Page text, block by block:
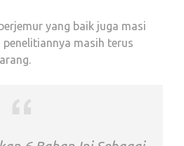
yang baik juga masi
masih terus